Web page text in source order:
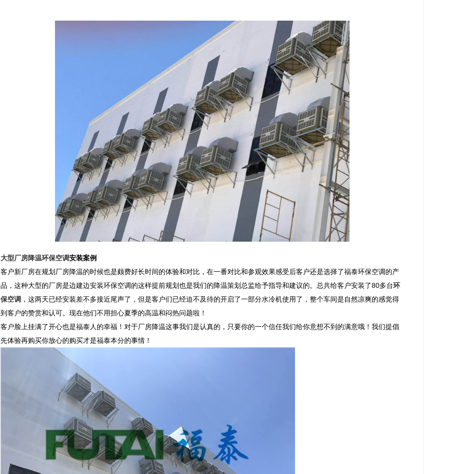
大型厂房降温环保空调安装案例
客户新厂房在规划厂房降温的时候也是颇费好长时间的体验和对比，在一番对比和参观效果感受后客户还是选择了福泰环保空调的产
品，这种大型的厂房是边建边安装环保空调的这样提前规划也是我们的降温策划总监给予指导和建议的。总共给客户安装了80多台环
保空调 ，这两天已经安装差不多接近尾声了，但是客户们已经迫不及待的开启了一部分水冷机使用了，整个车间是自然凉爽的感觉得
到客户的赞赏和认可。现在他们不用担心夏季的高温和闷热问题啦！
客户脸上挂满了开心也是福泰人的幸福！对于厂房降温这事我们是认真的，只要你的一个信任我们给你意想不到的满意哦！我们提倡
先体验再购买你放心的购买才是福泰本分的事情！